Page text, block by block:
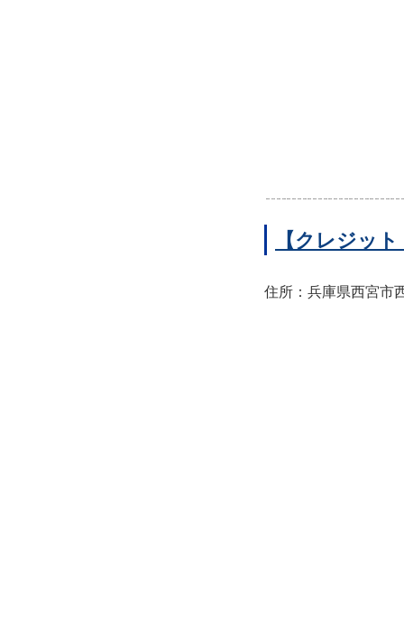
【クレジッ
住所：兵庫県西宮市